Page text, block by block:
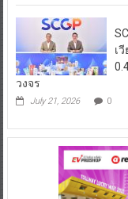
เ
วงจร
July 21, 2026 0